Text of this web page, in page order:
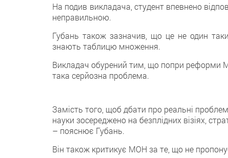
На подив викладача, студент впевнено
неправильною.
Губань також зазначив, що це не один
знають таблицю множення.
Викладач обурений тим, що попри реформи
така серйозна проблема.
Замість того, щоб дбати про реальні
науки зосереджено на безплідних візіях,
– пояснює Губань.
Він також критикує МОН за те, що не